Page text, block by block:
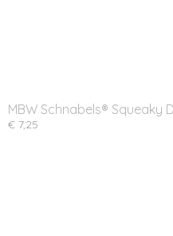
MBW Schnabels® Squeaky
€ 7,25